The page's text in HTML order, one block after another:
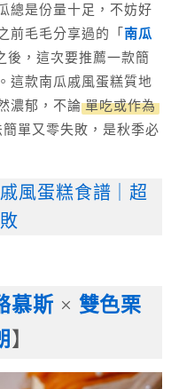
總是份量十足，不妨好
前毛毛分享過的「南瓜
後，這次要推薦一款簡
這款南瓜戚風蛋糕質地
濃郁，不論 單吃或作為
單又零失敗，是秋季必
風蛋糕食譜｜超
慕斯 × 雙色栗
】